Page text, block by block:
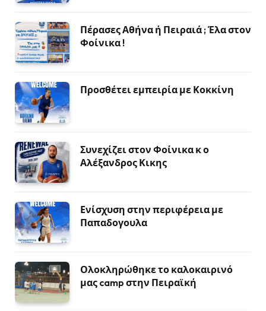
Πέρασες Αθήνα ή Πειραιά ; Έλα στον
Φοίνικα !
Προσθέτει εμπειρία με Κοκκίνη
Συνεχίζει στον Φοίνικα κ ο
Αλέξανδρος Κικης
Ενίσχυση στην περιφέρεια με
Παπαδογουλα
Ολοκληρώθηκε το καλοκαιρινό
μας camp στην Πειραϊκή